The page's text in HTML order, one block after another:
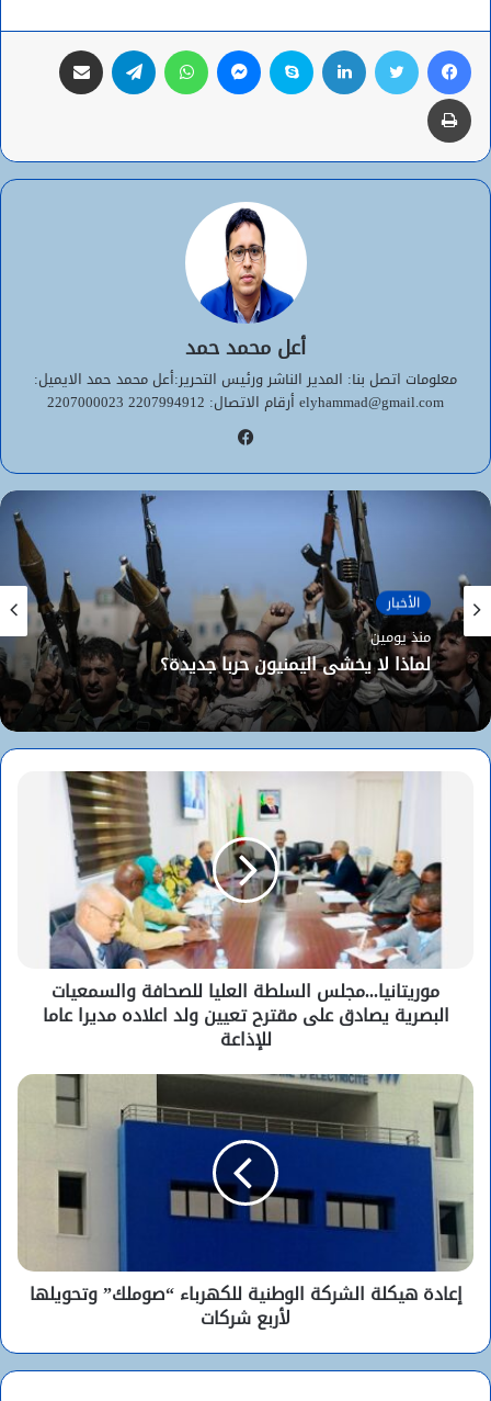
فيسبوك تويتر لينكدإن سكايب ماسنجر واتساب تيلقرام
طباعة
أعل محمد حمد
معلومات اتصل بنا: المدير الناشر ورئيس التحرير:أعل محمد حمد الايميل:
elyhammad@gmail.com أرقام الاتصال: 2207994912 2207000023
الأخبار
منذ يومين
لماذا لا يخشى اليمنيون حربا جديدة؟
موريتانيا...مجلس السلطة العليا للصحافة والسمعيات
البصرية يصادق على مقترح تعيين ولد اعلاده مديرا عاما
للإذاعة
إعادة هيكلة الشركة الوطنية للكهرباء “صوملك” وتحويلها
لأربع شركات